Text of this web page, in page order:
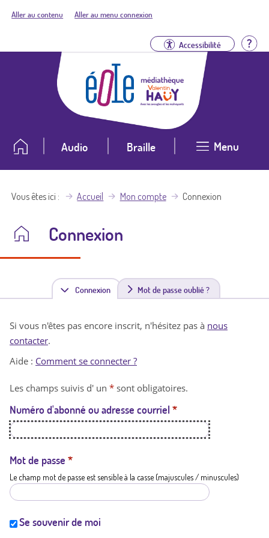
Aller au contenu Aller au menu connexion
Accessibilité
Audio Braille Menu
Vous êtes ici Accueil Mon compte Connexion
Connexion
Connexion(
n
t
a
t
i
Mot de passe oublié ?
Si vous n'êtes pas encore inscrit, n'hésitez pas à nous
contacter.
Aide : Comment se connecter ?
Les champs suivis d' un * sont obligatoires.
Numéro d'abonné ou adresse courriel *
Mot de passe *
Le champ mot de passe est sensible à la casse (majuscules / minuscules)
Se souvenir de moi